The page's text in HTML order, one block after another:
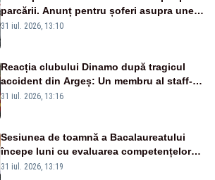
parcării. Anunț pentru șoferi asupra unei
noi metode de fraudă online
31 iul. 2026, 13:10
Reacția clubului Dinamo după tragicul
accident din Argeș: Un membru al staff-
ului medical a murit, antrenorul Adrian
31 iul. 2026, 13:16
Sesiunea de toamnă a Bacalaureatului
începe luni cu evaluarea competențelor
orale la Limba română
31 iul. 2026, 13:19